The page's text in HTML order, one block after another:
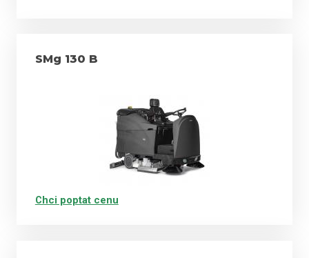
SMg 130 B
Chci poptat cenu